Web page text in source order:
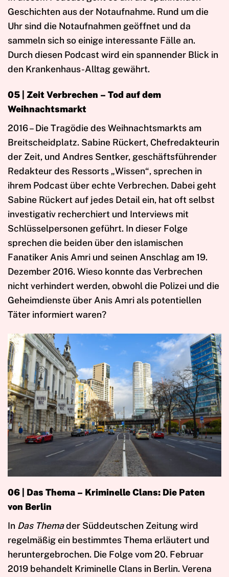
Geschichten aus der Notaufnahme. Rund um die
Uhr sind die Notaufnahmen geöffnet und da
sammeln sich so einige interessante Fälle an.
Durch diesen Podcast wird ein spannender Blick in
den Krankenhaus-Alltag gewährt.
05 | Zeit Verbrechen – Tod auf dem
Weihnachtsmarkt
2016 – Die Tragödie des Weihnachtsmarkts am
Breitscheidplatz. Sabine Rückert, Chefredakteurin
der Zeit, und Andres Sentker, geschäftsführender
Redakteur des Ressorts „Wissen“, sprechen in
ihrem Podcast über echte Verbrechen. Dabei geht
Sabine Rückert auf jedes Detail ein, hat oft selbst
investigativ recherchiert und Interviews mit
Schlüsselpersonen geführt. In dieser Folge
sprechen die beiden über den islamischen
Fanatiker Anis Amri und seinen Anschlag am 19.
Dezember 2016. Wieso konnte das Verbrechen
nicht verhindert werden, obwohl die Polizei und die
Geheimdienste über Anis Amri als potentiellen
Täter informiert waren?
06 | Das Thema – Kriminelle Clans: Die Paten
von Berlin
In Das Themader Süddeutschen Zeitung wird
regelmäßig ein bestimmtes Thema erläutert und
heruntergebrochen. Die Folge vom 20. Februar
2019 behandelt Kriminelle Clans in Berlin. Verena